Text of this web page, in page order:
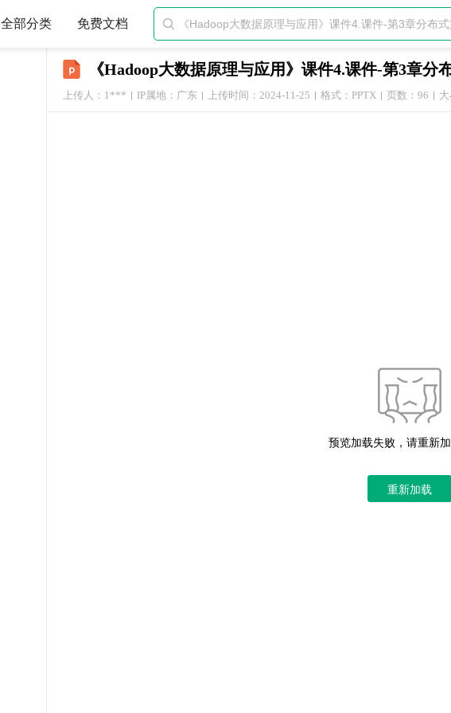
全部分类 免费文档 
《Hadoop大数据原理与应用》课件4.课件-第3章分
上传人：1*** IP属地：广东 上传时间：2024-11-25 格式：PPTX 页数：96
预览加载失败，请重新
重新加载